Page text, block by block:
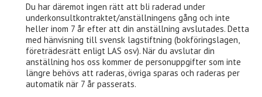
Du har däremot ingen rätt att bli raderad under
underkonsultkontraktet/anställningens gång och inte
heller inom 7 år efter att din anställning avslutades. Detta
med hänvisning till svensk lagstiftning (bokföringslagen,
företrädesrätt enligt LAS osv). När du avslutar din
anställning hos oss kommer de personuppgifter som inte
längre behövs att raderas, övriga sparas och raderas per
automatik när 7 år passerats.